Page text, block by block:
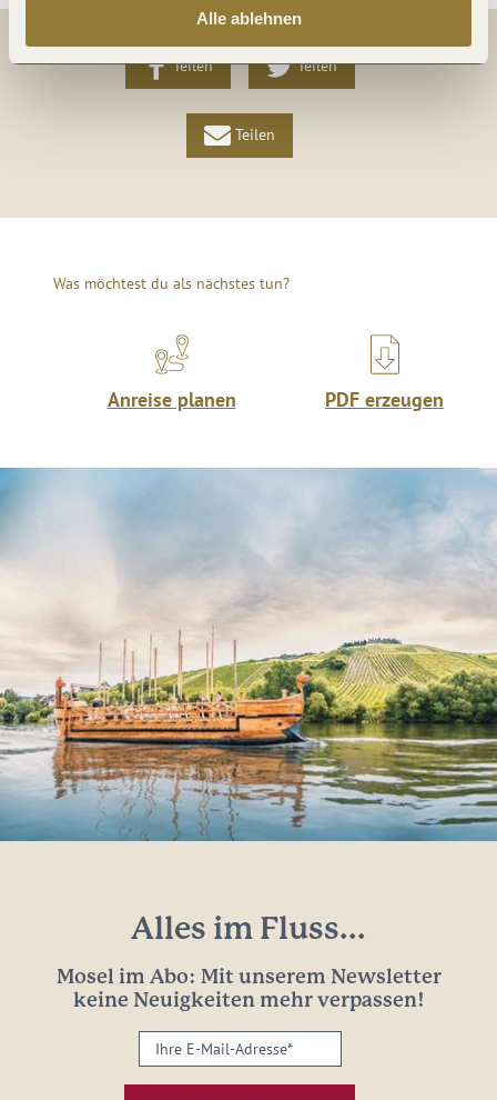
Alle ablehnen
Teilen Teilen
Teilen
Was möchtest du als nächstes tun?
Anreise planen PDF erzeugen
Alles im Fluss...
Mosel im Abo: Mit unserem Newsletter
keine Neuigkeiten mehr verpassen!
Ihre
E-
Mail-